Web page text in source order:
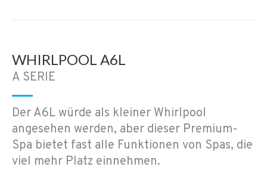
WHIRLPOOL A6L
A SERIE
Der A6L würde als kleiner Whirlpool
angesehen werden, aber dieser Premium-
Spa bietet fast alle Funktionen von Spas, die
viel mehr Platz einnehmen.